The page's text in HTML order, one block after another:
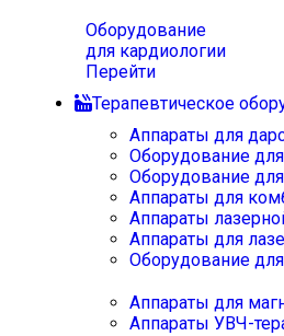
Оборудование
для кардиологии
Перейти
Терапевтическое
Аппараты для
Оборудование
Оборудование
Аппараты для
Аппараты
Аппараты для
Оборудование
Аппараты для
Аппараты УВЧ-